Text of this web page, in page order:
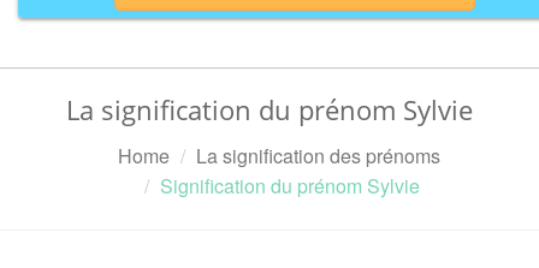
La signification du prénom Sylvie
Home
La signification des prénoms
Signification du prénom Sylvie